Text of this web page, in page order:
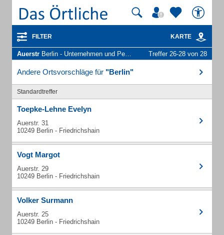
FILTER KARTE
Auerstr Berlin - Unternehmen und Personen Treffer 26-28 von 28
Andere Ortsvorschläge für "Berlin"
Standardtreffer
Toepke-Lehne Evelyn
Auerstr. 31
10249 Berlin - Friedrichshain
Vogt Margot
Auerstr. 29
10249 Berlin - Friedrichshain
Volker Surmann
Auerstr. 25
10249 Berlin - Friedrichshain